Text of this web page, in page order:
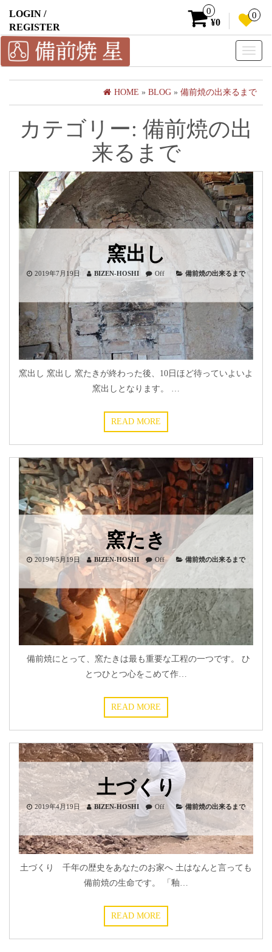
LOGIN /
REGISTER
0
¥0
0
Toggle
HOME » BLOG » 備前焼の出来るまで
カテゴリー: 備前焼の出
来るまで
窯出し
2019年7月19日 BIZEN-HOSHI Off 備前焼の出来るまで
窯出し 窯出し 窯たきが終わった後、10日ほど待っていよいよ
窯出しとなります。 …
READ MORE
窯たき
2019年5月19日 BIZEN-HOSHI Off 備前焼の出来るまで
備前焼にとって、窯たきは最も重要な工程の一つです。 ひ
とつひとつ心をこめて作…
READ MORE
土づくり
2019年4月19日 BIZEN-HOSHI Off 備前焼の出来るまで
土づくり 千年の歴史をあなたのお家へ 土はなんと言っても
備前焼の生命です。 「釉…
READ MORE